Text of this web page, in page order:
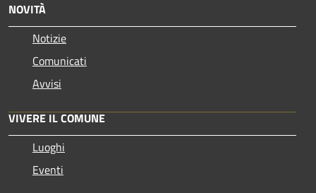
NOVITÀ
Notizie
Comunicati
Avvisi
VIVERE IL COMUNE
Luoghi
Eventi